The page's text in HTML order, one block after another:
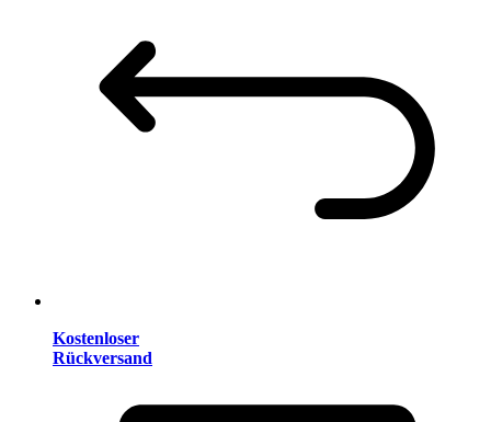
Kostenloser
Rückversand